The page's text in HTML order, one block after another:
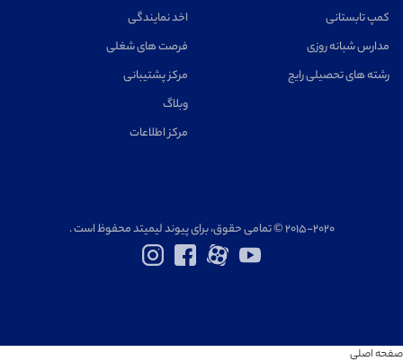
کمپ تابستانی
مدارس شبانه روزی
رشته های تحصیلی رایج
اخد نمایندگی
فرصت های شغلی
مرکز پشتیبانی
وبلاگ
مرکز اطلاعات
۲۰۱۵-۲۰۲۰ © تمامی حقوق، برای پیوند لیمیتد محفوظ است .
صفحه اصلی